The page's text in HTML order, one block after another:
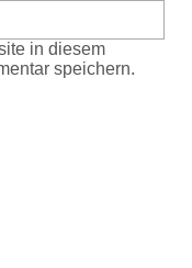
in diesem
speichern.